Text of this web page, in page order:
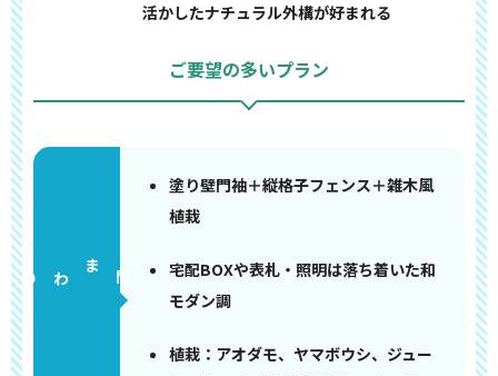
活かしたナチュラル外構が好まれる
ご要望の多いプラン
門まわり
塗り壁門袖＋縦格子フェンス＋雑木風
植栽
宅配BOXや表札・照明は落ち着いた和
モダン調
植栽：アオダモ、ヤマボウシ、ジュー